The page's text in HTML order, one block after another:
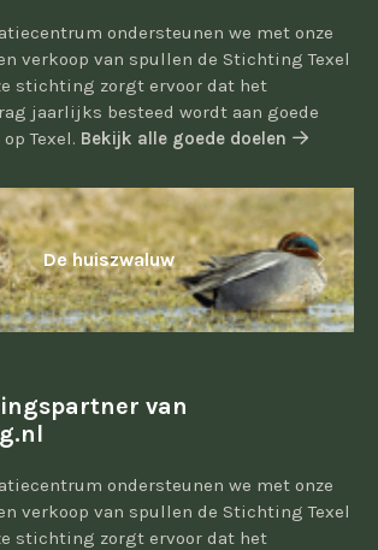
ondersteunen we met onze
verkoop van spullen de Stichting Texel
stichting zorgt ervoor dat het
jaarlijks besteed wordt aan goede
Texel. Bekijk alle goede doelen
De huiszwaluw
van
ondersteunen we met onze
verkoop van spullen de Stichting Texel
stichting zorgt ervoor dat het